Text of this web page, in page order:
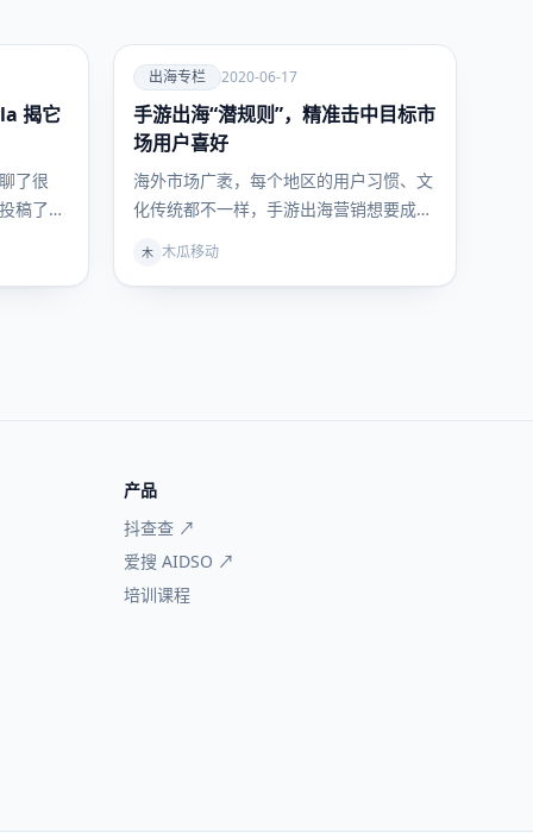
揭它
了很
稿了这
爱
出海专
栏
出海专栏 2020-06-17
手游出海“潜规则”，精准击中目标市
场用户喜好
海外市场广袤，每个地区的用户习惯、文
化传统都不一样，手游出海营销想要成功
么，…
木 木瓜移动
产品
抖查查 ↗
爱搜 AIDSO ↗
培训课程